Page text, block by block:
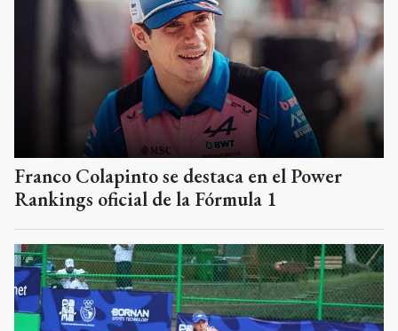
Franco Colapinto se destaca en el Power
Rankings oficial de la Fórmula 1